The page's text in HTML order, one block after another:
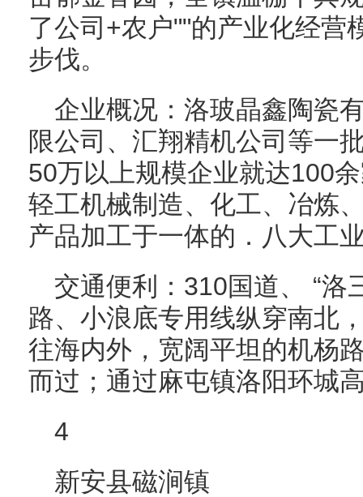
了公司+农户""的产业化经营
步伐。
企业概况：洛玻晶鑫陶瓷
限公司、汇翔精机公司等一
50万以上规模企业就达100
轻工机械制造、化工、冶炼
产品加工于一体的．八大工
交通便利：310国道、 “洛
路、小浪底专用线纵穿南北
往海内外，宽阔平坦的机杨
而过；通过麻屯镇洛阳环城
4
新安县磁涧镇